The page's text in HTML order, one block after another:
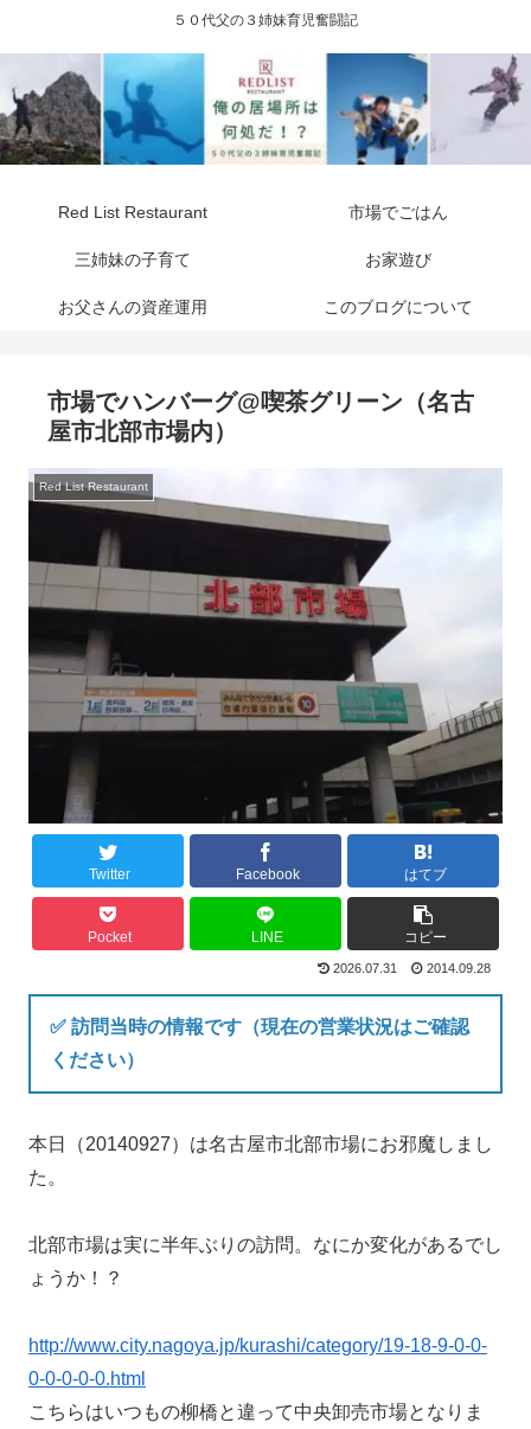
５０代父の３姉妹育児奮闘記
Red List Restaurant 市場でごはん
三姉妹の子育て お家遊び
お父さんの資産運用 このブログについて
市場でハンバーグ@喫茶グリーン（名古
屋市北部市場内）
Red List Restaurant
Twitter Facebook はてブ
Pocket LINE コピー
2026.07.31 2014.09.28
✅ 訪問当時の情報です（現在の営業状況はご確認
ください）
本日（20140927）は名古屋市北部市場にお邪魔しまし
た。
北部市場は実に半年ぶりの訪問。なにか変化があるでし
ょうか！？
http://www.city.nagoya.jp/kurashi/category/19-18-9-0-0-
0-0-0-0-0.html
こちらはいつもの柳橋と違って中央卸売市場となりま